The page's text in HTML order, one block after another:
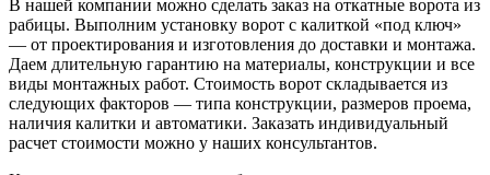
В нашей компании можно сделать заказ на откатные ворота из
рабицы. Выполним установку ворот с калиткой «под ключ»
— от проектирования и изготовления до доставки и монтажа.
Даем длительную гарантию на материалы, конструкции и все
виды монтажных работ. Стоимость ворот складывается из
следующих факторов — типа конструкции, размеров проема,
наличия калитки и автоматики. Заказать индивидуальный
расчет стоимости можно у наших консультантов.